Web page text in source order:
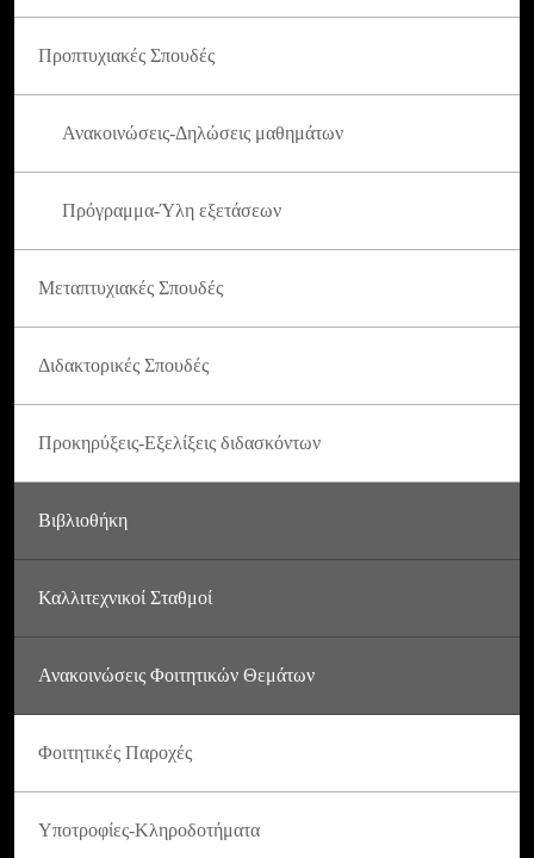
Προπτυχιακές Σπουδές
Ανακοινώσεις-Δηλώσεις μαθημάτων
Πρόγραμμα-Ύλη εξετάσεων
Μεταπτυχιακές Σπουδές
Διδακτορικές Σπουδές
Προκηρύξεις-Εξελίξεις διδασκόντων
Βιβλιοθήκη
Καλλιτεχνικοί Σταθμοί
Ανακοινώσεις Φοιτητικών Θεμάτων
Φοιτητικές Παροχές
Υποτροφίες-Κληροδοτήματα